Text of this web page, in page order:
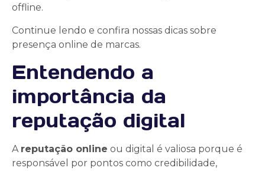
offline.
Continue lendo e confira nossas dicas sobre
presença online de marcas.
Entendendo a
importância da
reputação digital
A reputação online ou digital é valiosa porque é
responsável por pontos como credibilidade,